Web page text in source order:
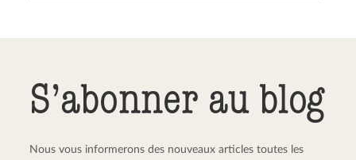
S’abonner au blog
Nous vous informerons des nouveaux articles toutes les